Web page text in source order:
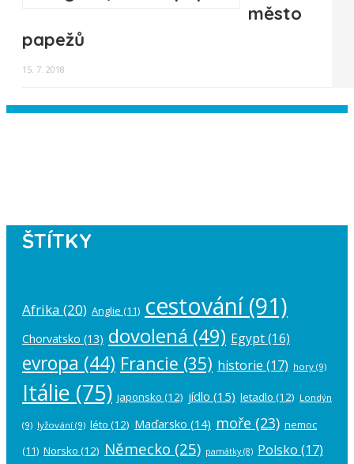
město
papežů
15. 7. 2018
ŠTÍTKY
Afrika (20) Anglie (11) cestování(91)
Chorvatsko (13) dovolená (49) Egypt(16)
evropa (44) Francie (35) historie (17) hory (9)
Itálie (75) japonsko (12) jídlo (15) letadlo (12) Londýn
(9) lyžování (9) léto (12) Maďarsko (14) moře (23) nemoc
(11) Norsko (12) Německo (25) památky(8) Polsko (17)